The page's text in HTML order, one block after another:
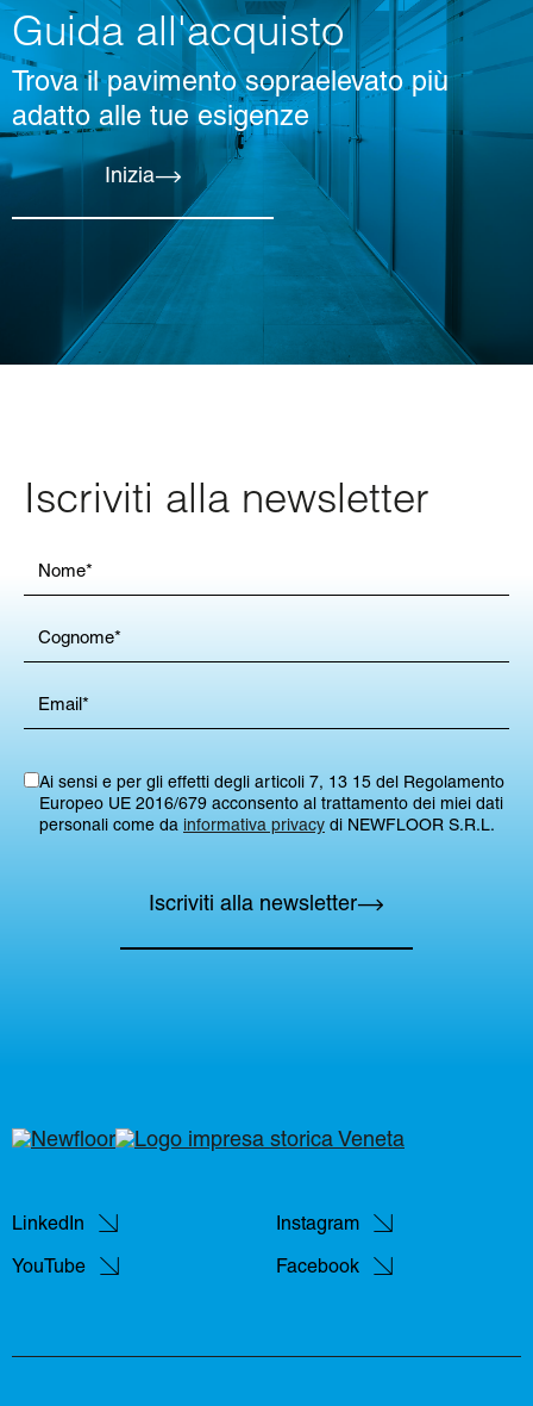
Guida all'acquisto
Trova il pavimento sopraelevato più
adatto alle tue esigenze
Inizia
Iscriviti alla newsletter
Ai sensi e per gli effetti degli articoli 7, 13 15 del Regolamento
Europeo UE 2016/679 acconsento al trattamento dei miei dati
personali come da informativa privacy di NEWFLOOR S.R.L.
Iscriviti alla newsletter
LinkedIn
YouTube
Instagram
Facebook